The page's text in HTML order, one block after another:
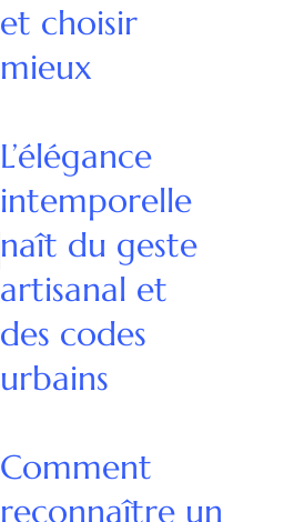
et choisir
mieux
L’élégance
intemporelle
naît du geste
artisanal et
des codes
urbains
Comment
reconnaître un